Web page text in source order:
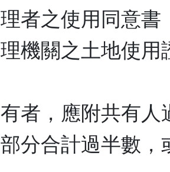
者之使用同意書
機關之土地使用
者，應附共有人
分合計過半數，